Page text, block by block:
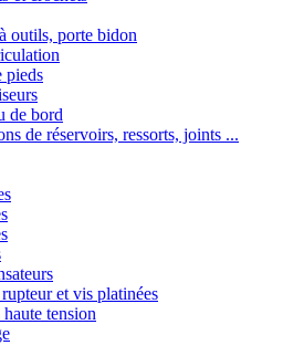
outils, porte bidon
pieds
de bord
de réservoirs, ressorts, joints ...
et vis platinées
tension